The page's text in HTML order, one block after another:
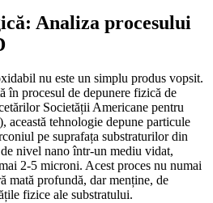
Analiza procesului
nu este un simplu produs vopsit.
în procesul de depunere fizică de
Societății Americane pentru
această tehnologie depune particule
pe suprafața substraturilor din
nivel nano într-un mediu vidat,
2-5 microni. Acest proces nu numai
mată profundă, dar menține, de
fizice ale substratului.